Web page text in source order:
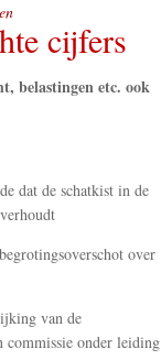
cijfers
belastingen etc. ook
dat de schatkist in de
over
van de
commissie onder leiding